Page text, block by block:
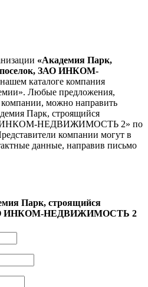
«Академия Парк,
поселок, ЗАО ИНКОМ-
каталоге компания
Любые предложения,
компании, можно направить
Парк, строящийся
ИНКОМ-НЕДВИЖИМОСТЬ 2» по
компании могут в
данные, направив письмо
Парк, строящийся
ИНКОМ-НЕДВИЖИМОСТЬ 2